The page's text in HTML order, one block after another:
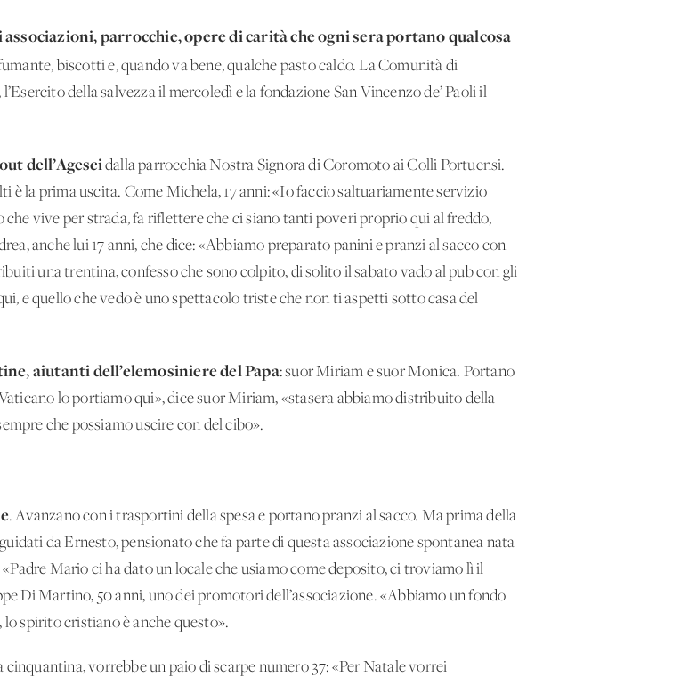
parrocchie, opere di carità che ogni sera portano qualcosa
biscotti e, quando va bene, qualche pasto caldo. La Comunità di
della salvezza il mercoledì e la fondazione San Vincenzo de’ Paoli il
dell’Agescidalla parrocchia Nostra Signora di Coromoto ai Colli Portuensi.
è la prima uscita. Come Michela, 17 anni: «Io faccio saltuariamente servizio
che vive per strada, fa riflettere che ci siano tanti poveri proprio qui al freddo,
anche lui 17 anni, che dice: «Abbiamo preparato panini e pranzi al sacco con
una trentina, confesso che sono colpito, di solito il sabato vado al pub con gli
e quello che vedo è uno spettacolo triste che non ti aspetti sotto casa del
aiutanti dell’elemosiniere del Papa: suor Miriam e suor Monica. Portano
lo portiamo qui», dice suor Miriam, «stasera abbiamo distribuito della
che possiamo uscire con del cibo».
. Avanzano con i trasportini della spesa e portano pranzi al sacco. Ma prima della
da Ernesto, pensionato che fa parte di questa associazione spontanea nata
Mario ci ha dato un locale che usiamo come deposito, ci troviamo lì il
Di Martino, 50 anni, uno dei promotori dell’associazione. «Abbiamo un fondo
spirito cristiano è anche questo».
vorrebbe un paio di scarpe numero 37: «Per Natale vorrei